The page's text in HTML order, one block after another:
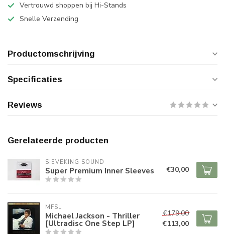
Vertrouwd shoppen bij Hi-Stands
Snelle Verzending
Productomschrijving
Specificaties
Reviews
Gerelateerde producten
SIEVEKING SOUND
Super Premium Inner Sleeves €30,00
MFSL
Michael Jackson - Thriller
[Ultradisc One Step LP]
€179,00
€113,00